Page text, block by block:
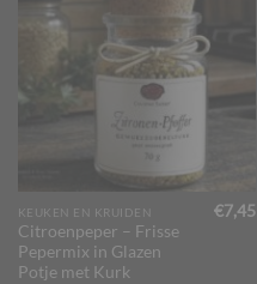
KEUKEN EN KRUIDEN
Citroenpeper – Frisse
Pepermix in Glazen
Potje met Kurk
€7,45